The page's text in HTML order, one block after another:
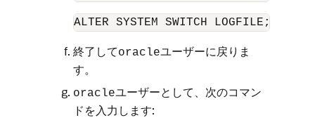
ALTER SYSTEM SWITCH LOGFILE;
終了してoracleユーザーに戻りま
す。
oracleユーザーとして、次のコマン
ドを入力します: